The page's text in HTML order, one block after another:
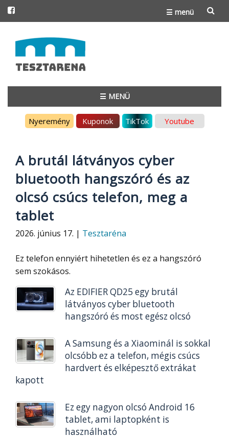
☰ menü
to
content
☰ MENÜ
Nyeremény Kuponok TikTok Youtube
A brutál látványos cyber
bluetooth hangszóró és az
olcsó csúcs telefon, meg a
tablet
2026. június 17. | Tesztaréna
Ez telefon ennyiért hihetetlen és ez a hangszóró
sem szokásos.
Az EDIFIER QD25 egy brutál
látványos cyber bluetooth
hangszóró és most egész olcsó
A Samsung és a Xiaominál is sokkal
olcsóbb ez a telefon, mégis csúcs
hardvert és elképesztő extrákat
kapott
Ez egy nagyon olcsó Android 16
tablet, ami laptopként is
használható